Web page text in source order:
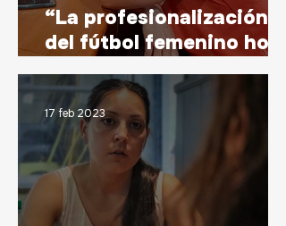
“La profesionalización
del fútbol femenino hoy
va en los recursos con
los que contás”
17 feb 2023